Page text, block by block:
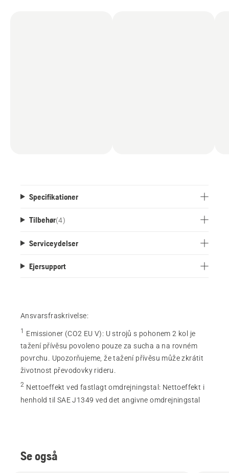
Specifikationer
Tilbehør(4)
Serviceydelser
Ejersupport
Ansvarsfraskrivelse:
1 Emissioner (CO2 EU V): U strojů s pohonem 2 kol je
tažení přívěsu povoleno pouze za sucha a na rovném
povrchu. Upozorňujeme, že tažení přívěsu může zkrátit
životnost převodovky rideru.
2 Nettoeffekt ved fastlagt omdrejningstal : Nettoeffekt i
henhold til SAE J1349 ved det angivne omdrejningstal
Se også